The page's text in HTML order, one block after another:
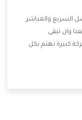
السريع والمباشر
وان نبقى
كبيرة نهتم بكل
تكون من أهم